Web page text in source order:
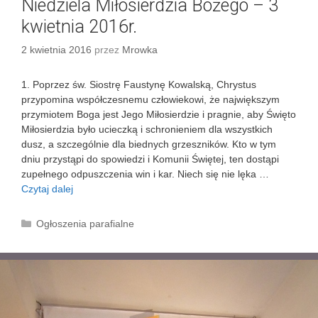
a
r
Niedziela Miłosierdzia Bożego – 3
kwietnia 2016r.
2 kwietnia 2016 przez Mrowka
1. Poprzez św. Siostrę Faustynę Kowalską, Chrystus
przypomina współczesnemu człowiekowi, że największym
przymiotem Boga jest Jego Miłosierdzie i pragnie, aby Święto
Miłosierdzia było ucieczką i schronieniem dla wszystkich
dusz, a szczególnie dla biednych grzeszników. Kto w tym
dniu przystąpi do spowiedzi i Komunii Świętej, ten dostąpi
zupełnego odpuszczenia win i kar. Niech się nie lęka …
Czytaj dalej
i
a
K
t
o
r
Ogłoszenia parafialne